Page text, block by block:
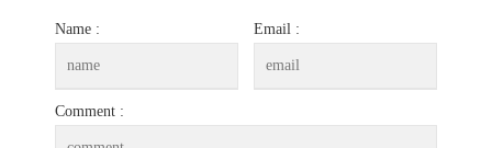
Name : Email :
Comment :